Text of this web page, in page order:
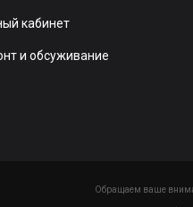
кабинет
и обсуживание
Обращаем ваше